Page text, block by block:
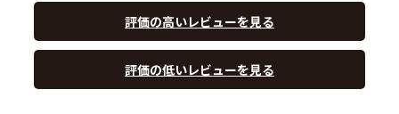
評価の高いレビューを見る
評価の低いレビューを見る